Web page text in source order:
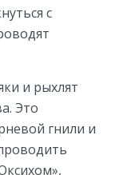
с
и рыхлят
Это
гнили и